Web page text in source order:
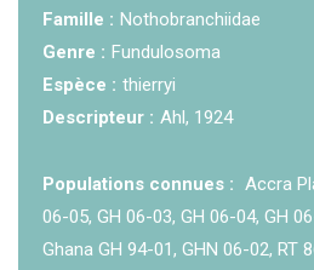
Famille : Nothobranchiidae
Genre : Fundulosoma
Espèce : thierryi
Descripteur : Ahl, 1924
Populations connues : Accra
06-05, GH 06-03, GH 06-04, GH
Ghana GH 94-01, GHN 06-02, RT